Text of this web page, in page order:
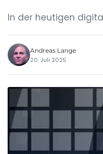
In der heutigen
Andreas Lange
20. Juli 2025